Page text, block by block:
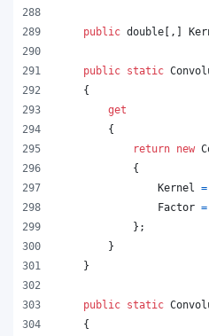
public double [ , ]
public static
{
get
{
return new
{
Kernel
=
Factor =
} ;
}
}
public static
{